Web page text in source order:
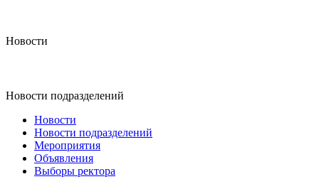
Новости
Новости подразделений
Новости
Новости подразделений
Мероприятия
Объявления
Выборы ректора